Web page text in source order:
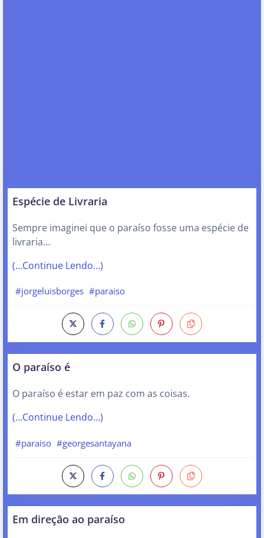
Espécie de Livraria
Sempre imaginei que o paraíso fosse uma espécie de
livraria…
(…Continue Lendo…)
#jorgeluisborges #paraiso
O paraíso é
O paraíso é estar em paz com as coisas.
(…Continue Lendo…)
#paraiso #georgesantayana
Em direção ao paraíso